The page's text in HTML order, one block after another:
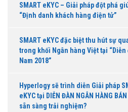
SMART eKYC – Giải pháp đột phá
“Định danh khách hàng điện tử”
SMART eKYC đặc biệt thu hút sự
trong khối Ngân hàng Việt tại
Nam 2018”
Hyperlogy sẽ trình diễn Giải pháp
eKYC tại DIỄN ĐÀN NGÂN HÀNG
sẵn sàng trải nghiệm?